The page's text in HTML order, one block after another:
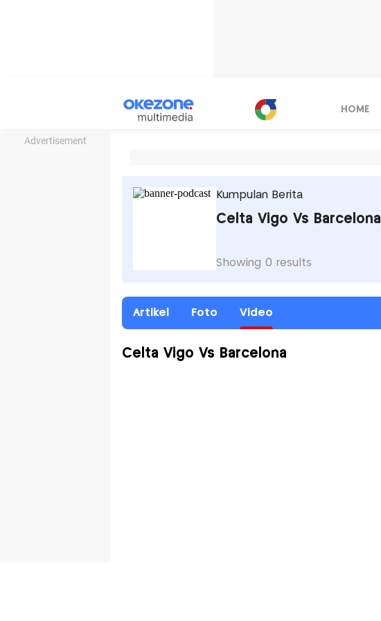
Advertisement
HOME
Kumpulan Berita
Celta Vigo Vs Barcelona
Showing 0 results
Artikel Foto Video
Celta Vigo Vs Barcelona